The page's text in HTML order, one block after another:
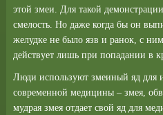
этой змеи. Для такой
смелость. Но даже когда бы он
желудке не было язв и ранок, с
действует лишь при попадании в
Люди используют змеиный яд для
современной медицины – змея,
мудрая змея отдает свой яд для